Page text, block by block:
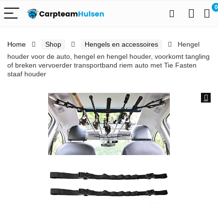
0
Home Shop Hengels en accessoires
Hengel
houder voor de auto, hengel en hengel houder, voorkomt tangling
of breken vervoerder transportband riem auto met Tie Fasten
staaf houder